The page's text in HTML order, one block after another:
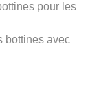
pour les
bottines avec